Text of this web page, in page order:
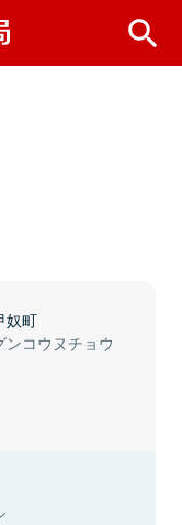
奴町
ンコウヌチョウ